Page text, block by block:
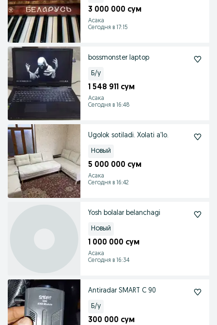
3 000 000 сум
Асака
Сегодня в 17:15
bossmonster laptop
Б/у
1 548 911 сум
Асака
Сегодня в 16:48
Ugolok sotiladi. Xolati a'lo.
Новый
5 000 000 сум
Асака
Сегодня в 16:42
Yosh bolalar belanchagi
Новый
1 000 000 сум
Асака
Сегодня в 16:34
Antiradar SMART C 90
Б/у
300 000 сум